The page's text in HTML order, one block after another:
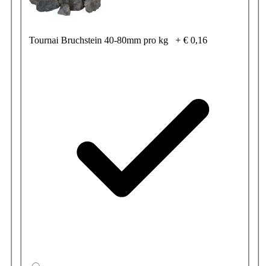
Tournai Bruchstein 40-80mm pro kg + € 0,16